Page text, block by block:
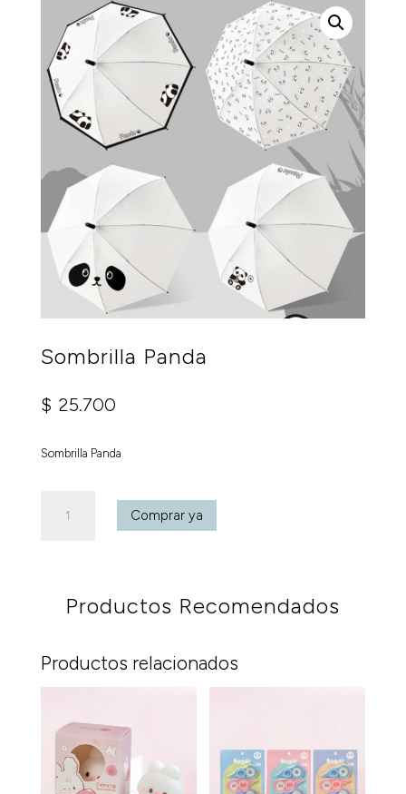
Sombrilla Panda
$ 25.700
Sombrilla Panda
Panda
Comprar ya
Productos Recomendados
Productos relacionados